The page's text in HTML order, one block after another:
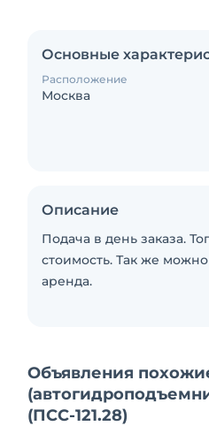
Основные
Расположение
Москва
Описание
Подача в день заказа.
стоимость. Так же
аренда.
Объявления
(ПСС-121.28)